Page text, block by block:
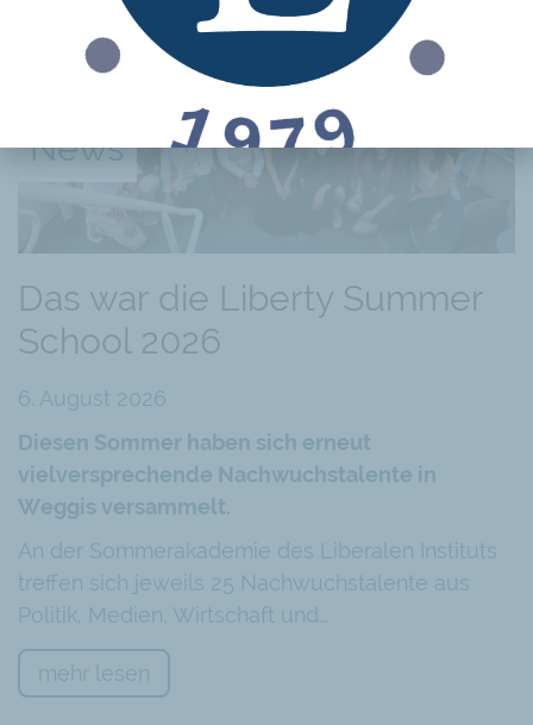
News
Das war die Liberty Summer
School 2026
6. August 2026
Diesen Sommer haben sich erneut
vielversprechende Nachwuchstalente in
Weggis versammelt.
An der Sommerakademie des Liberalen Instituts
treffen sich jeweils 25 Nachwuchstalente aus
Politik, Medien, Wirtschaft und…
mehr lesen